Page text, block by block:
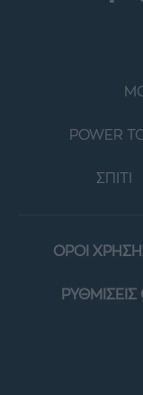
POWER
ΣΠΙΤΙ
ΟΡΟΙ
ΡΥΘΜΙΣΕΙΣ